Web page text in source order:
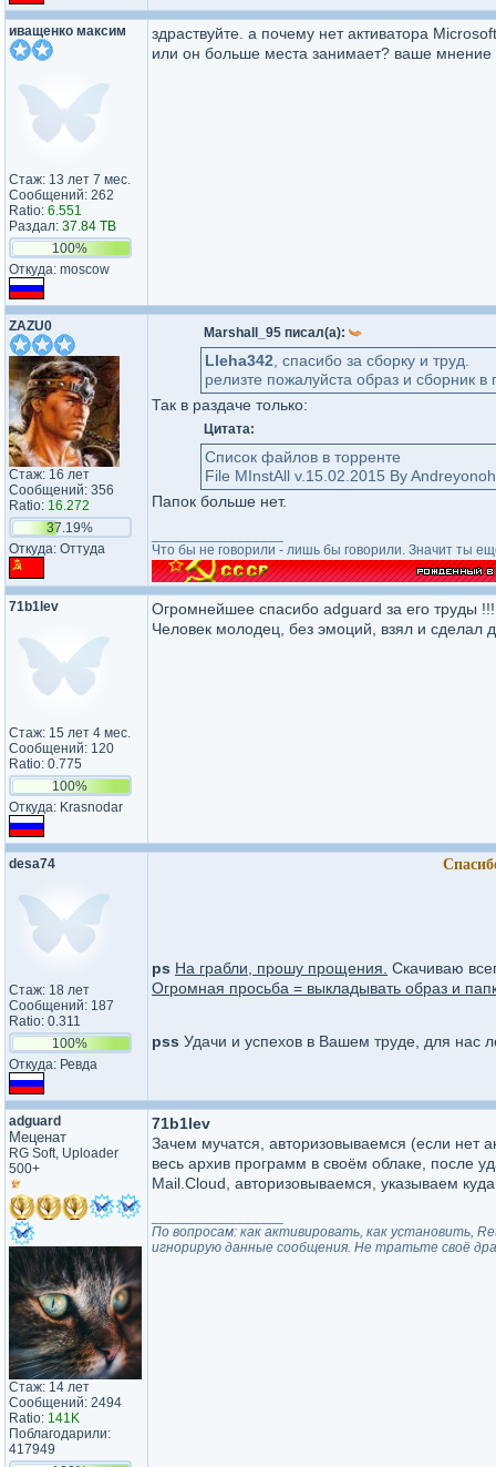
иващенко максим
Стаж: 13 лет 7 мес.
Сообщений: 262
Ratio: 6.551
Раздал: 37.84 TB
100%
Откуда: moscow
здраствуйте. а почему нет активатора
или он больше места занимает? ваше
ZAZU0
Стаж: 16 лет
Сообщений: 356
Ratio: 16.272
37.19%
Откуда: Оттуда
Marshall_95 писал(а):
Lleha342 , спасибо за сборку и труд.
релизте пожалуйста образ и сборник
Так в раздаче только:
Цитата:
Список файлов в торренте
File MInstAll v.15.02.2015 By
Папок больше нет.
Что бы не говорили - лишь бы говорили. Значит ты
71b1lev
Стаж: 15 лет 4 мес.
Сообщений: 120
Ratio: 0.775
100%
Откуда: Krasnodar
Огромнейшее спасибо adguard за его труды !!!
Человек молодец, без эмоций, взял и
desa74
Стаж: 18 лет
Сообщений: 187
Ratio: 0.311
100%
Откуда: Ревда
ps На грабли, прошу прощения. Скачиваю
Огромная просьба = выкладывать образ и
pss Удачи и успехов в Вашем труде, для нас
adguard
Меценат
RG Soft, Uploader
500+
Стаж: 14 лет
Сообщений: 2494
Ratio: 141K
Поблагодарили:
417949
71b1lev
Зачем мучатся, авторизовываемся (если нет
весь архив программ в своём облаке, после
Mail.Cloud, авторизовываемся, указываем куда
По вопросам: как активировать, как установить,
игнорирую данные сообщения. Не тратьте своё